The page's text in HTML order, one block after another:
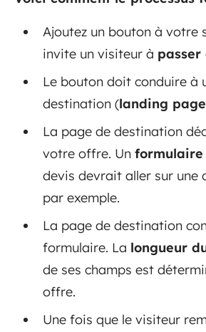
Ajoutez un bouton à votre
invite un visiteur à passer
Le bouton doit conduire à
destination (landing page
La page de destination
votre offre. Un formulaire
devis devrait aller sur une
par exemple.
La page de destination
formulaire. La longueur
de ses champs est
offre.
Une fois que le visiteur